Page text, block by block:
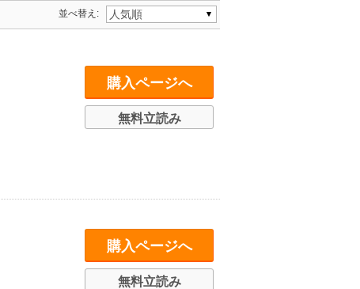
並べ替え:
購入ページへ
無料立読み
購入ページへ
無料立読み